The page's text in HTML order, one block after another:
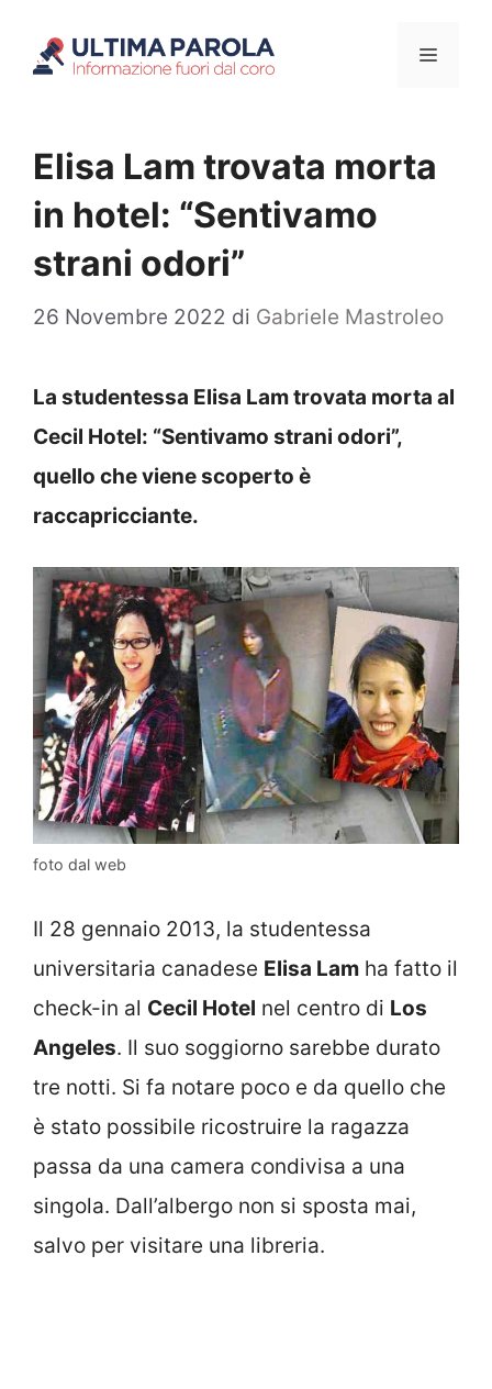
Menu
Elisa Lam trovata morta
in hotel: “Sentivamo
strani odori”
26 Novembre 2022 di Gabriele Mastroleo
La studentessa Elisa Lam trovata morta al
Cecil Hotel: “Sentivamo strani odori”,
quello che viene scoperto è
raccapricciante.
foto dal web
Il 28 gennaio 2013, la studentessa
universitaria canadese Elisa Lam ha fatto il
check-in al Cecil Hotel nel centro di Los
Angeles. Il suo soggiorno sarebbe durato
tre notti. Si fa notare poco e da quello che
è stato possibile ricostruire la ragazza
passa da una camera condivisa a una
singola. Dall’albergo non si sposta mai,
salvo per visitare una libreria.